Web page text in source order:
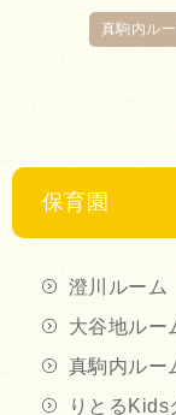
真駒内ル
保育園
澄川ルーム
大谷地ルー
真駒内ルー
りとるKids